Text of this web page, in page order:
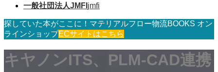
一般社団法人JMFI jmfi
探していた本がここに！マテリアルフロー物流BOOKS オン
ラインショップECサイトはこちら
キヤノンITS、PLM-CAD連携